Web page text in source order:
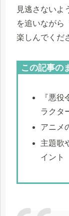
見逃さないよ
を追いながら
楽しんでくだ
この記事の
『悪
ラクタ
アニメ
主題歌
イント